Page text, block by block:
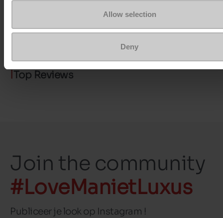
Allow selection
Deny
Neem je gebruikelijke
schoenmaat
Top Reviews
Join the community
#LoveManietLuxus
Publiceer je look op Instagram !